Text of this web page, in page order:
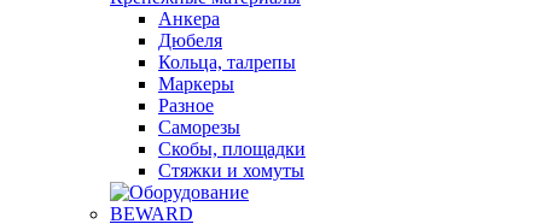
Анкера
Дюбеля
Кольца, талрепы
Маркеры
Разное
Саморезы
Скобы, площадки
Стяжки и хомуты